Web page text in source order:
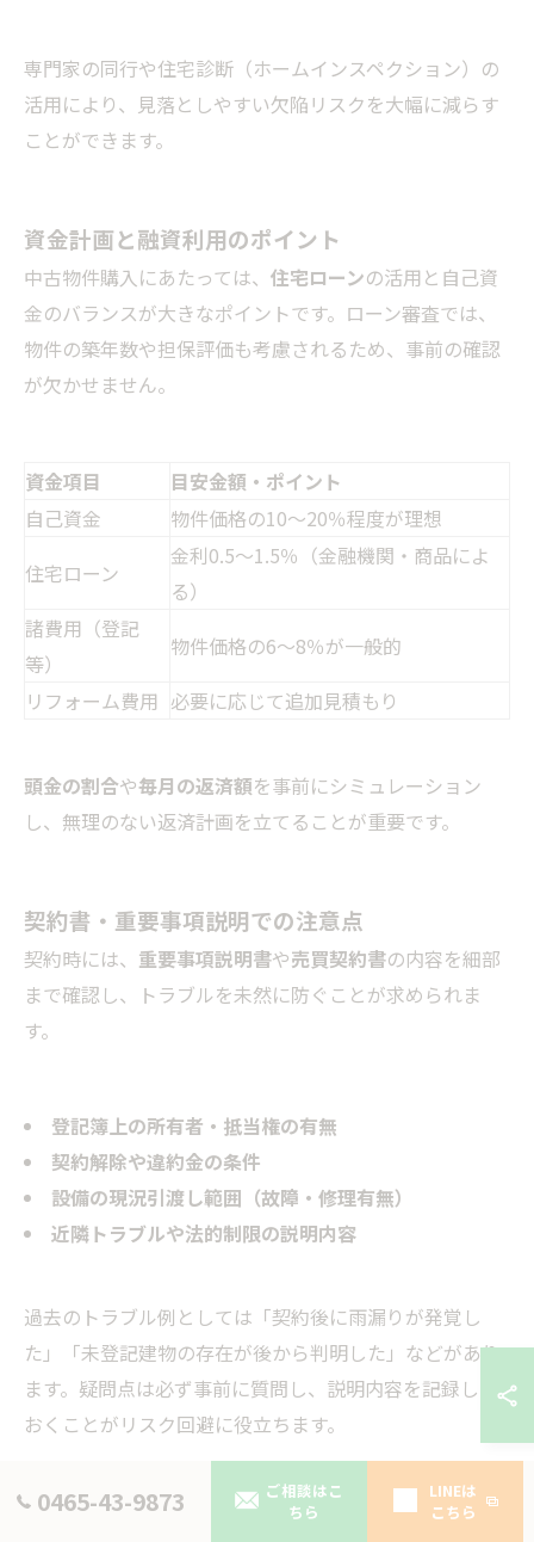
専門家の同行や住宅診断（ホームインスペクション）の
活用により、見落としやすい欠陥リスクを大幅に減らす
ことができます。
資金計画と融資利用のポイント
中古物件購入にあたっては、 住宅ローンの活用と自己資
金のバランスが大きなポイントです。ローン審査では、
物件の築年数や担保評価も考慮されるため、事前の確認
が欠かせません。
資金項目
目安金額・ポイント
自己資金
物件価格の10〜20％程度が理想
住宅ローン
金利0.5〜1.5％（金融機関・商品によ
る）
諸費用（登記
等）
物件価格の6〜8％が一般的
リフォーム費用 必要に応じて追加見積もり
頭金の割合や毎月の返済額を事前にシミュレーション
し、無理のない返済計画を立てることが重要です。
契約書・重要事項説明での注意点
契約時には、 重要事項説明書や売買契約書の内容を細部
まで確認し、トラブルを未然に防ぐことが求められま
す。
登記簿上の所有者・抵当権の有無
契約解除や違約金の条件
設備の現況引渡し範囲（故障・修理有無）
近隣トラブルや法的制限の説明内容
過去のトラブル例としては「契約後に雨漏りが発覚し
た」「未登記建物の存在が後から判明した」などがあり
ます。疑問点は必ず事前に質問し、説明内容を記録して
おくことがリスク回避に役立ちます。
不動産会社の選び方と地域業者の
0465-43-9873
ご相談はこ
ちら
LINEは
こちら